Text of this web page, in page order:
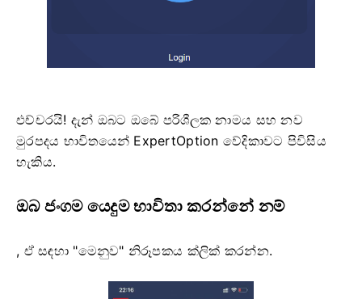
එච්චරයි! දැන් ඔබට ඔබේ පරිශීලක නාමය සහ නව
මුරපදය භාවිතයෙන් ExpertOption වේදිකාවට පිවිසිය
හැකිය.
ඔබ ජංගම යෙදුම භාවිතා කරන්නේ නම්
, ඒ සඳහා "මෙනුව" නිරූපකය ක්ලික් කරන්න.